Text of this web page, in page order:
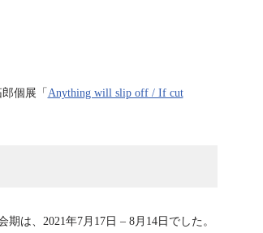
個展「 Anything will slip off / If cut
は、2021年7月17日 – 8月14日でした。